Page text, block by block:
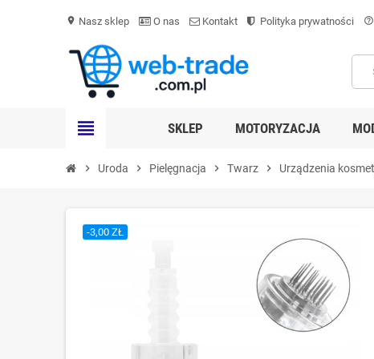
location_on Nasz sklep O nas Kontakt Polityka prywatności help_outline
view_headline SKLEP MOTORYZACJA
chevron_right Uroda chevron_right Pielęgnacja chevron_right Twarz chevron_right Urządzenia
-3,00 ZŁ